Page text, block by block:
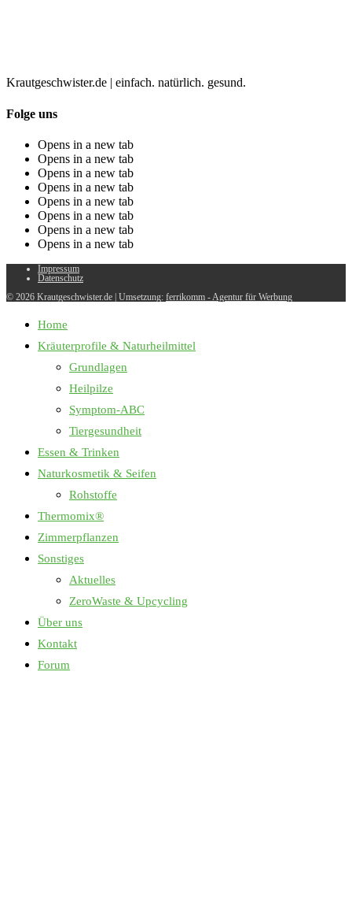
Krautgeschwister.de | einfach. natürlich. gesund.
Folge uns
Opens in a new tab
Opens in a new tab
Opens in a new tab
Opens in a new tab
Opens in a new tab
Opens in a new tab
Opens in a new tab
Opens in a new tab
Impressum
Datenschutz
© 2026 Krautgeschwister.de | Umsetzung: ferrikomm - Agentur für Werbung
Home
Kräuterprofile & Naturheilmittel
Grundlagen
Heilpilze
Symptom-ABC
Tiergesundheit
Essen & Trinken
Naturkosmetik & Seifen
Rohstoffe
Thermomix®
Zimmerpflanzen
Sonstiges
Aktuelles
ZeroWaste & Upcycling
Über uns
Kontakt
Forum